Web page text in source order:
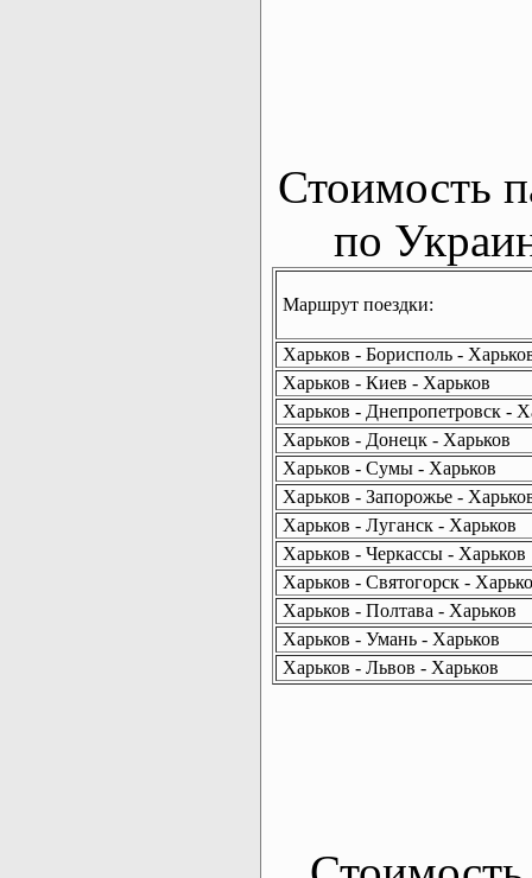
Стоимость
по
Маршрут поездки:
Харьков - Борисполь -
Харьков - Киев - Харьков
Харьков - Днепропетровск -
Харьков - Донецк - Харьков
Харьков - Сумы - Харьков
Харьков - Запорожье -
Харьков - Луганск - Харьков
Харьков - Черкассы - Харьков
Харьков - Святогорск -
Харьков - Полтава - Харьков
Харьков - Умань - Харьков
Харьков - Львов - Харьков